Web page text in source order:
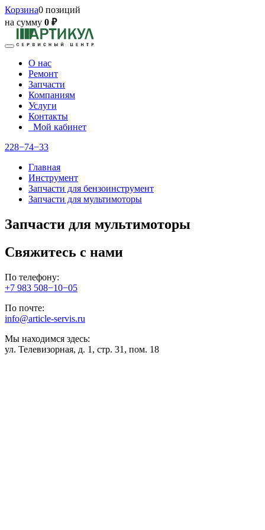
Корзина0 позиций
на сумму 0 ₽
О нас
Ремонт
Запчасти
Компаниям
Услуги
Контакты
Мой кабинет
228−74−33
Главная
Инструмент
Запчасти для бензоинструмент
Запчасти для мультимоторы
Запчасти для мультимоторы
Свяжитесь с нами
По телефону:
+7 983 508−10−05
По почте:
info@article-servis.ru
Мы находимся здесь:
ул. Телевизорная, д. 1, стр. 31, пом. 18